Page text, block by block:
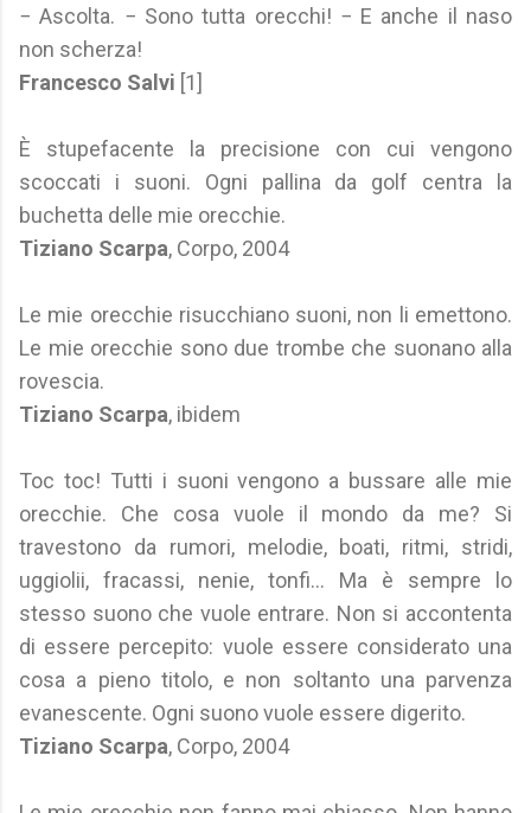
− Ascolta. − Sono tutta orecchi! − E anche il naso
non scherza!
Francesco Salvi [1]
È stupefacente la precisione con cui vengono
scoccati i suoni. Ogni pallina da golf centra la
buchetta delle mie orecchie.
Tiziano Scarpa, Corpo, 2004
Le mie orecchie risucchiano suoni, non li emettono.
Le mie orecchie sono due trombe che suonano alla
rovescia.
Tiziano Scarpa, ibidem
Toc toc! Tutti i suoni vengono a bussare alle mie
orecchie. Che cosa vuole il mondo da me? Si
travestono da rumori, melodie, boati, ritmi, stridi,
uggiolii, fracassi, nenie, tonfi… Ma è sempre lo
stesso suono che vuole entrare. Non si accontenta
di essere percepito: vuole essere considerato una
cosa a pieno titolo, e non soltanto una parvenza
evanescente. Ogni suono vuole essere digerito.
Tiziano Scarpa, Corpo, 2004